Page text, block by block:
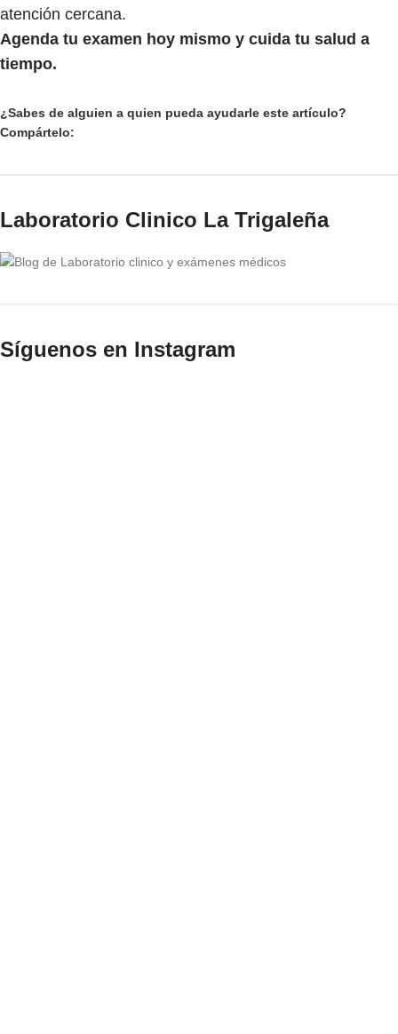
atención cercana.
Agenda tu examen hoy mismo y cuida tu salud a
tiempo.
¿Sabes de alguien a quien pueda ayudarle este artículo?
Compártelo:
Laboratorio Clinico La Trigaleña
Síguenos en Instagram